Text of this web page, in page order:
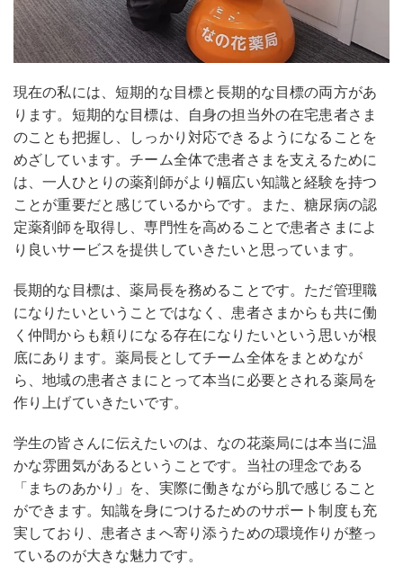
現在の私には、短期的な目標と長期的な目標の両方があ
ります。短期的な目標は、自身の担当外の在宅患者さま
のことも把握し、しっかり対応できるようになることを
めざしています。チーム全体で患者さまを支えるために
は、一人ひとりの薬剤師がより幅広い知識と経験を持つ
ことが重要だと感じているからです。また、糖尿病の認
定薬剤師を取得し、専門性を高めることで患者さまによ
り良いサービスを提供していきたいと思っています。
長期的な目標は、薬局長を務めることです。ただ管理職
になりたいということではなく、患者さまからも共に働
く仲間からも頼りになる存在になりたいという思いが根
底にあります。薬局長としてチーム全体をまとめなが
ら、地域の患者さまにとって本当に必要とされる薬局を
作り上げていきたいです。
学生の皆さんに伝えたいのは、なの花薬局には本当に温
かな雰囲気があるということです。当社の理念である
「まちのあかり」を、実際に働きながら肌で感じること
ができます。知識を身につけるためのサポート制度も充
実しており、患者さまへ寄り添うための環境作りが整っ
ているのが大きな魅力です。